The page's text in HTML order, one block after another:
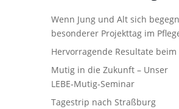
Wenn Jung und Alt sich
besonderer Projekttag im
Hervorragende Resultate beim
Mutig in die Zukunft – Unser
LEBE‑Mutig‑Seminar
Tagestrip nach Straßburg